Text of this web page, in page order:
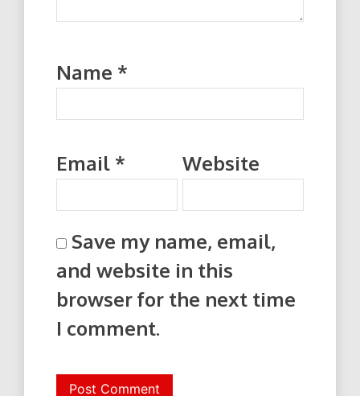
Name *
Email * Website
Save my name, email,
and website in this
browser for the next time
I comment.